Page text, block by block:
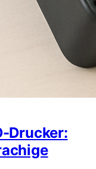
Drucker: